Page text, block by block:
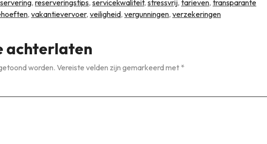
, reserveringstips, servicekwaliteit, stressvrij, tarieven, transparante
, vakantievervoer, veiligheid, vergunningen, verzekeringen
achterlaten
worden. Vereiste velden zijn gemarkeerd met *